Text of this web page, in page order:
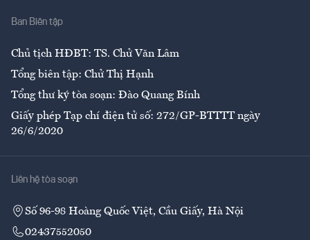
Ban Biên tập
Chủ tịch HĐBT: TS. Chử Văn Lâm
Tổng biên tập: Chử Thị Hạnh
Tổng thư ký tòa soạn: Đào Quang Bính
Giấy phép Tạp chí điện tử số: 272/GP-BTTTT ngày
26/6/2020
Liên hệ tòa soạn
Số 96-98 Hoàng Quốc Việt, Cầu Giấy, Hà Nội
02437552050